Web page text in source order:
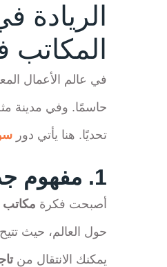
الريادة
في عالم الأعمال
حاسمًا. وفي مدينة
تحديًا. هنا يأتي دور
1. مفهوم جديد لتأجير المكاتب:
أصبحت فكرة مكاتب
حول العالم، حيث
يمكنك الانتقال من